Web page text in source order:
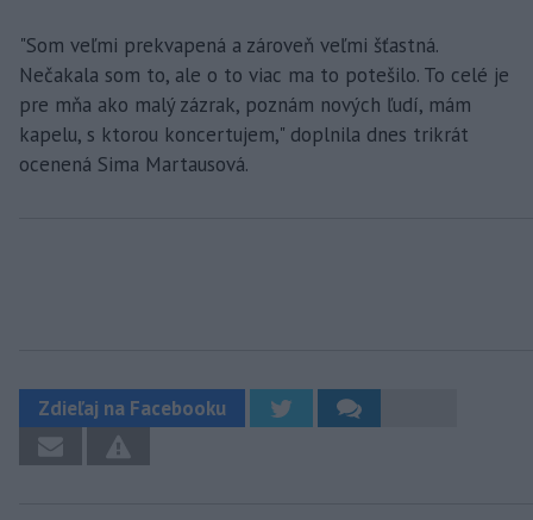
"Som veľmi prekvapená a zároveň veľmi šťastná.
Nečakala som to, ale o to viac ma to potešilo. To celé je
pre mňa ako malý zázrak, poznám nových ľudí, mám
kapelu, s ktorou koncertujem," doplnila dnes trikrát
ocenená Sima Martausová.
Zdieľaj na Facebooku